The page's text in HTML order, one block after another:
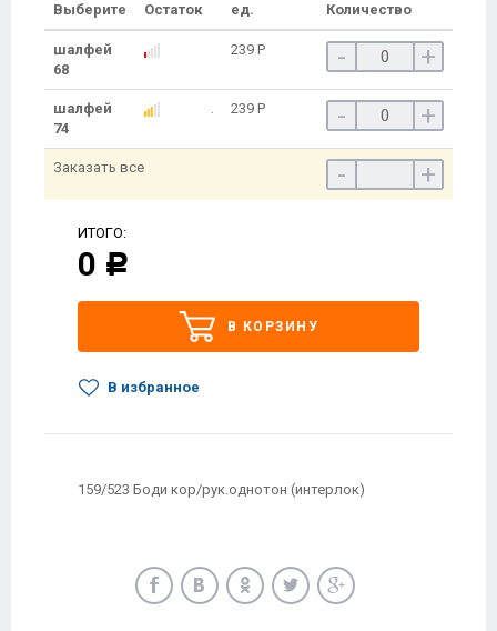
Выберите Остаток
ед.
Количество
шалфей
68
239 Р - +
шалфей
74
239 Р - +
- +
ИТОГО:
0 Р
В КОРЗИНУ
В избранное
159/523 Боди кор/рук.однотон (интерлок)